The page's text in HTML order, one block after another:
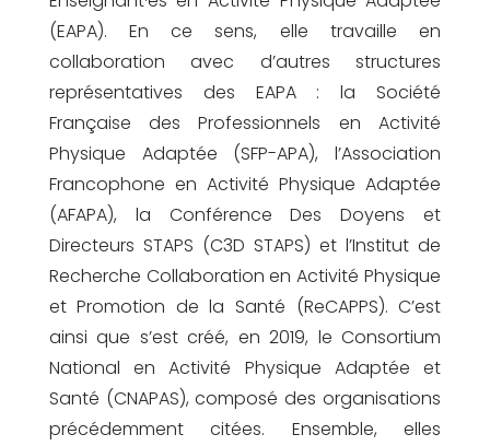
(EAPA). En ce sens, elle travaille en
collaboration avec d’autres structures
représentatives des EAPA : la Société
Française des Professionnels en Activité
Physique Adaptée (SFP-APA), l’Association
Francophone en Activité Physique Adaptée
(AFAPA), la Conférence Des Doyens et
Directeurs STAPS (C3D STAPS) et l’Institut de
Recherche Collaboration en Activité Physique
et Promotion de la Santé (ReCAPPS). C’est
ainsi que s’est créé, en 2019, le Consortium
National en Activité Physique Adaptée et
Santé (CNAPAS), composé des organisations
précédemment citées. Ensemble, elles